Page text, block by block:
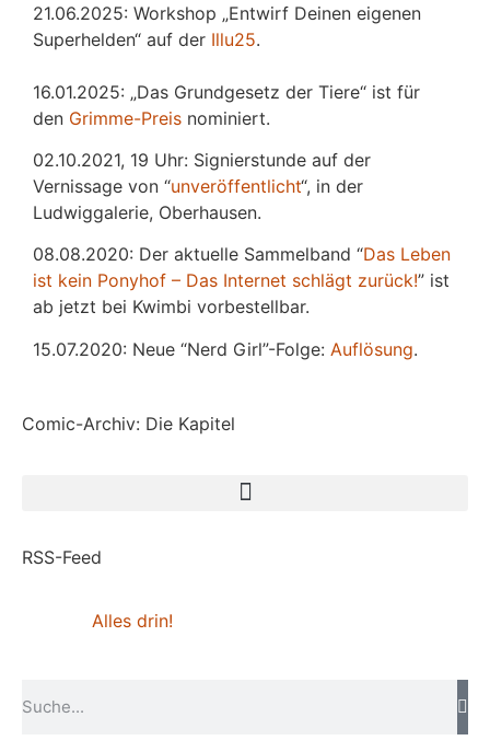
21.06.2025: Workshop „Entwirf Deinen eigenen
Superhelden“ auf der Illu25.
16.01.2025: „Das Grundgesetz der Tiere“ ist für
den Grimme-Preis nominiert.
02.10.2021, 19 Uhr: Signierstunde auf der
Vernissage von “unveröffentlicht“, in der
Ludwiggalerie, Oberhausen.
08.08.2020: Der aktuelle Sammelband “Das Leben
ist kein Ponyhof – Das Internet schlägt zurück!” ist
ab jetzt bei Kwimbi vorbestellbar.
15.07.2020: Neue “Nerd Girl”-Folge: Auflösung.
Comic-Archiv: Die Kapitel
RSS-Feed
Alles drin!